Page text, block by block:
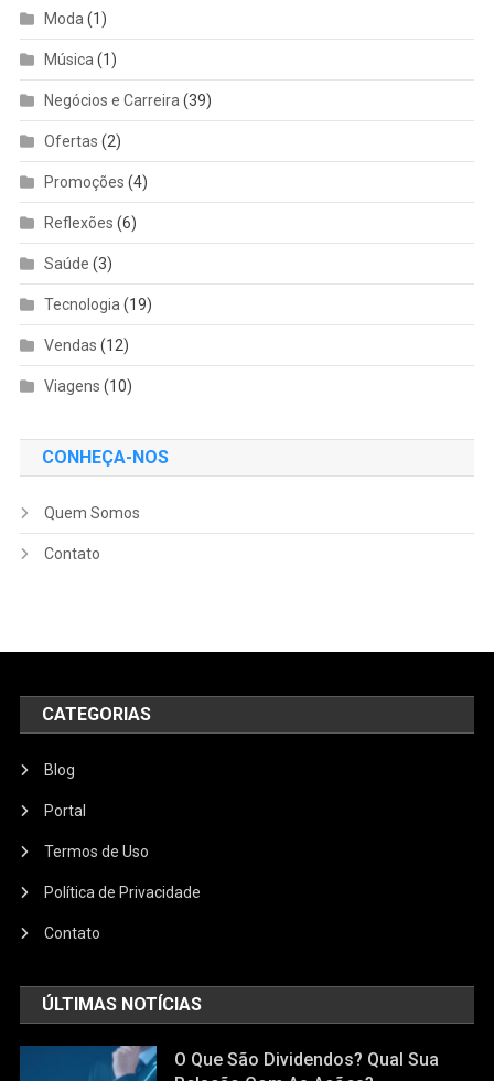
Moda (1)
Música (1)
Negócios e Carreira (39)
Ofertas (2)
Promoções (4)
Reflexões (6)
Saúde (3)
Tecnologia (19)
Vendas (12)
Viagens (10)
CONHEÇA-NOS
Quem Somos
Contato
CATEGORIAS
Blog
Portal
Termos de Uso
Política de Privacidade
Contato
ÚLTIMAS NOTÍCIAS
O Que São Dividendos? Qual Sua